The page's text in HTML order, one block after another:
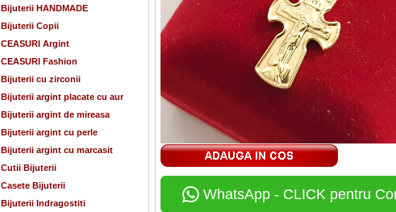
Bijuterii HANDMADE
Bijuterii Copii
CEASURI Argint
CEASURI Fashion
Bijuterii cu zirconii
Bijuterii argint placate cu aur
Bijuterii argint de mireasa
Bijuterii argint cu perle
Bijuterii argint cu marcasit
Cutii Bijuterii
Casete Bijuterii
Bijuterii Indragostiti
WhatsApp - CLICK pentru